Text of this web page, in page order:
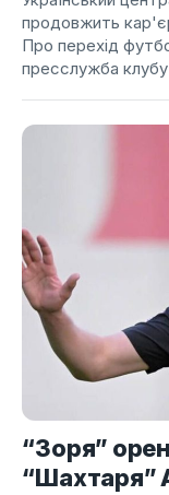
продовжить
Про перехід
пресслужба клубу
“Зоря”
“Шахтаря”